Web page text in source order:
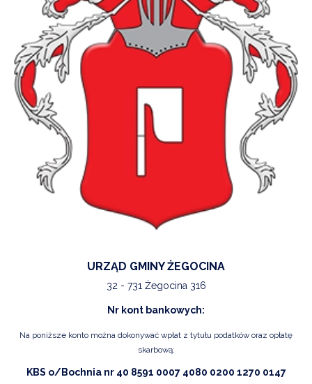
URZĄD GMINY ŻEGOCINA
32 - 731 Żegocina 316
Nr kont bankowych:
Na poniższe konto można dokonywać wpłat z tytułu podatków oraz opłatę
skarbową:
KBS o/Bochnia nr 40 8591 0007 4080 0200 1270 0147